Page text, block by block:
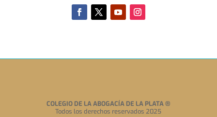
COLEGIO DE LA ABOGACÍA DE LA PLATA®
Todos los derechos reservados 2025